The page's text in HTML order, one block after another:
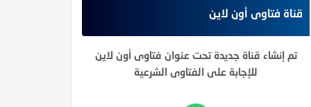
قناة فتاوى أون لاين
تم إنشاء قناة جديدة تحت عنوان فتاوى أون لاين
للإجابة على الفتاوى الشرعية